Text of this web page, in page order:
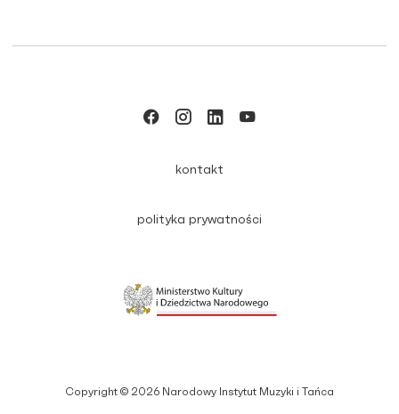
Copyright © 2026 Narodowy Instytut Muzyki i Tańca
kontakt
polityka prywatności